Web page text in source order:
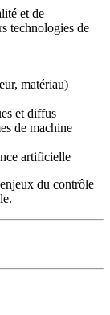
et de
technologies de
matériau)
et diffus
de machine
artificielle
du contrôle